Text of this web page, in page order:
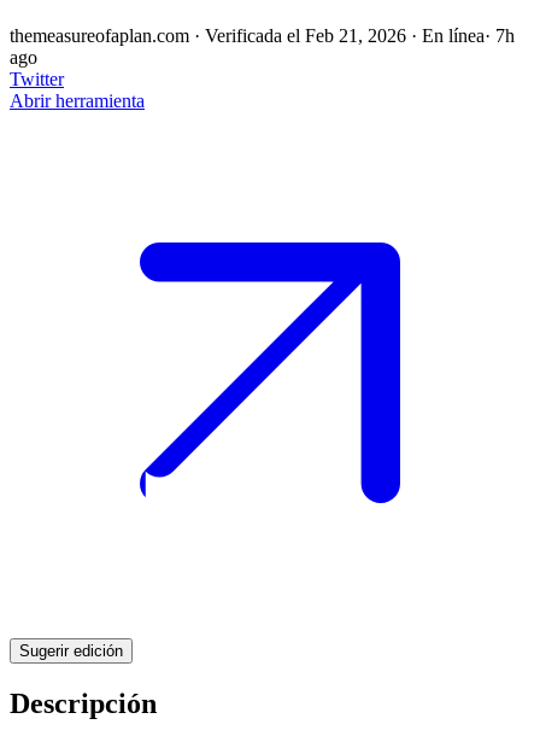
themeasureofaplan.com · Verificada el Feb 21, 2026 · En línea· 7h
ago
Twitter
Abrir herramienta
Sugerir edición
Descripción